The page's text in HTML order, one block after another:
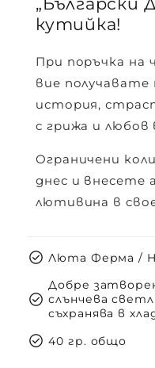
кутийка!
При поръчка на
вие получавате
история,
с грижа и любов
Ограничени
днес и внесете
лютивина в
check_circle Люта Ферма /
check_circle
Добре
слънчева
съхранява в
check_circle 40 гр. общо